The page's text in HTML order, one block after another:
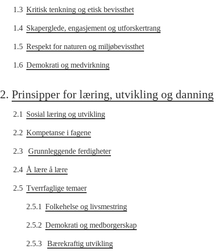
1.3 Kritisk tenkning og etisk bevissthet
1.4 Skaperglede, engasjement og utforskertrang
1.5 Respekt for naturen og miljøbevissthet
1.6 Demokrati og medvirkning
2. Prinsipper for læring, utvikling og danning
2.1 Sosial læring og utvikling
2.2 Kompetanse i fagene
2.3 Grunnleggende ferdigheter
2.4 Å lære å lære
2.5 Tverrfaglige temaer
2.5.1 Folkehelse og livsmestring
2.5.2 Demokrati og medborgerskap
2.5.3 Bærekraftig utvikling